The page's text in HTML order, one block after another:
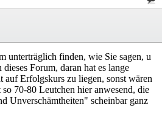
unterträglich finden, wie Sie sagen, u
Forum, daran hat es lange
auf Erfolgskurs zu liegen, sonst wären
70-80 Leutchen hier anwesend, die
Unverschämtheiten" scheinbar ganz